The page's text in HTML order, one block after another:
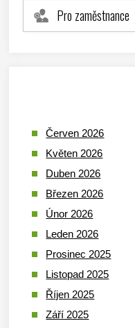
Pro zaměstnance
Červen 2026
Květen 2026
Duben 2026
Březen 2026
Únor 2026
Leden 2026
Prosinec 2025
Listopad 2025
Říjen 2025
Září 2025